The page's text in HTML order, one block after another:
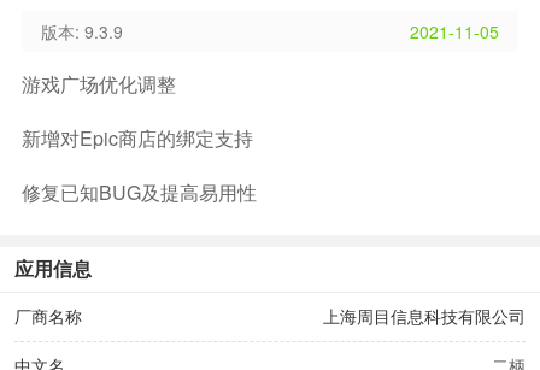
2021-11-05
版本: 9.3.9
游戏广场优化调整
新增对Epic商店的绑定支持
修复已知BUG及提高易用性
应用信息
厂商名称 上海周目信息科技有限公司
中文名 二柄